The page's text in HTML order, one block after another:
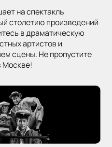
на спектакль
столетию произведений
в драматическую
артистов и
сцены. Не пропустите
Москве!